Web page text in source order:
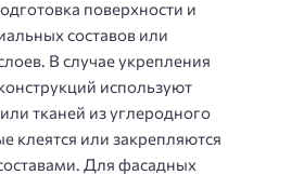
поверхности и
составов или
В случае укрепления
используют
тканей из углеродного
клеятся или закрепляются
Для фасадных